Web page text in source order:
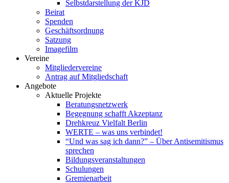
Selbstdarstellung der KJD
Beirat
Spenden
Geschäftsordnung
Satzung
Imagefilm
Vereine
Mitgliedervereine
Antrag auf Mitgliedschaft
Angebote
Aktuelle Projekte
Beratungsnetzwerk
Begegnung schafft Akzeptanz
Drehkreuz Vielfalt Berlin
WERTE – was uns verbindet!
“Und was sag ich dann?” – Über Antisemitismus
sprechen
Bildungsveranstaltungen
Schulungen
Gremienarbeit